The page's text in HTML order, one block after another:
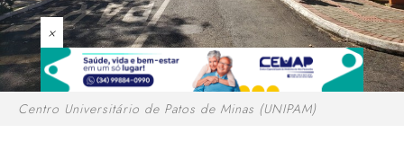
×
Centro Universitário de Patos de Minas (UNIPAM)